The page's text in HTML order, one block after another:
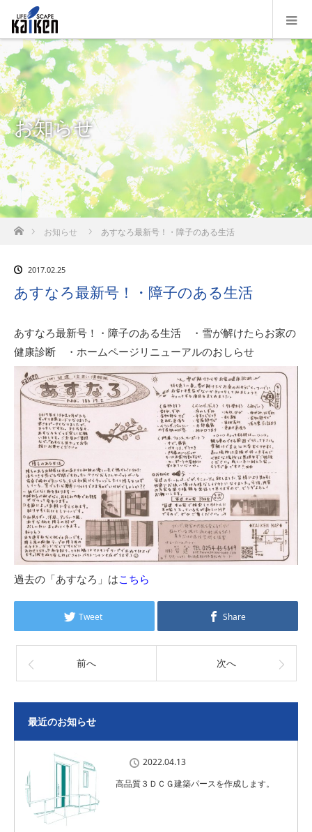
お知らせ
ホームお知らせ あすなろ最新号！・障子のある生活
2017.02.25
あすなろ最新号！・障子のある生活
あすなろ最新号！・障子のある生活 ・雪が解けたらお家の
健康診断 ・ホームページリニューアルのおしらせ
過去の「あすなろ」はこちら
Tweet Share
前へ 次へ
最近のお知らせ
2022.04.13
高品質３ＤＣＧ建築パースを作成します。